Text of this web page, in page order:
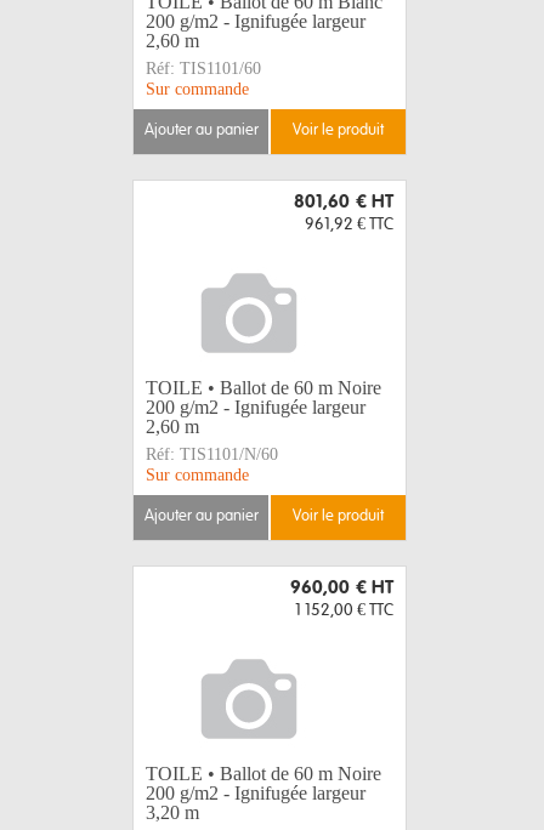
200 g/m2 - Ignifugée largeur
2,60 m
Réf: TIS1101/60
Sur commande
ajouter au panier voir le produit
801,60 € HT
961,92 € TTC
TOILE • Ballot de 60 m Noire
200 g/m2 - Ignifugée largeur
2,60 m
Réf: TIS1101/N/60
Sur commande
ajouter au panier voir le produit
960,00 € HT
1 152,00 € TTC
TOILE • Ballot de 60 m Noire
200 g/m2 - Ignifugée largeur
3,20 m